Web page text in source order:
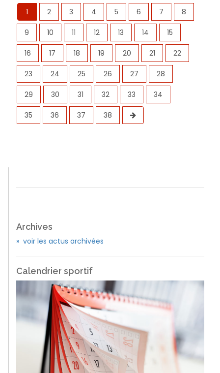
1 2 3 4 5 6 7 8
9 10 11 12 13 14 15
16 17 18 19 20 21 22
23 24 25 26 27 28
29 30 31 32 33 34
35 36 37 38
Archives
» voir les actus archivées
Calendrier sportif